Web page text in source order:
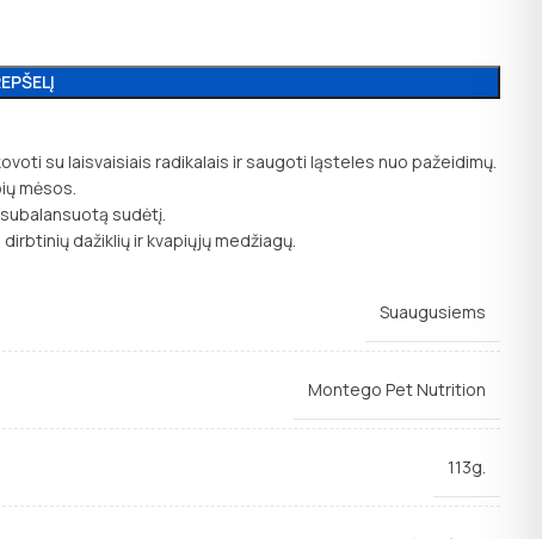
su laisvaisiais radikalais ir saugoti ląsteles nuo pažeidimų.
mėsos.
sudėtį.
dažiklių ir kvapiųjų medžiagų.
Suaugusiems
Montego Pet Nutrition
113g.